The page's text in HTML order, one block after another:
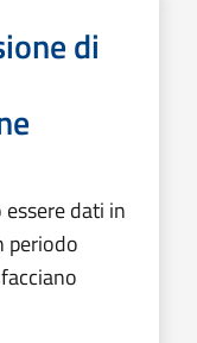
di
dati in
periodo